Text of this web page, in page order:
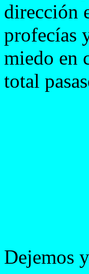
dirección
profecías
miedo en
total
Dejemos